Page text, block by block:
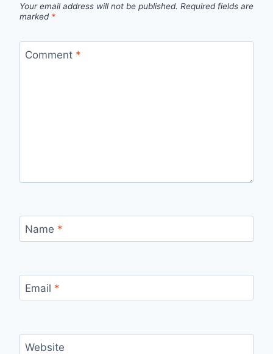
Your email address will not be published. Required fields are
marked *
Comment *
Name *
Email *
Website